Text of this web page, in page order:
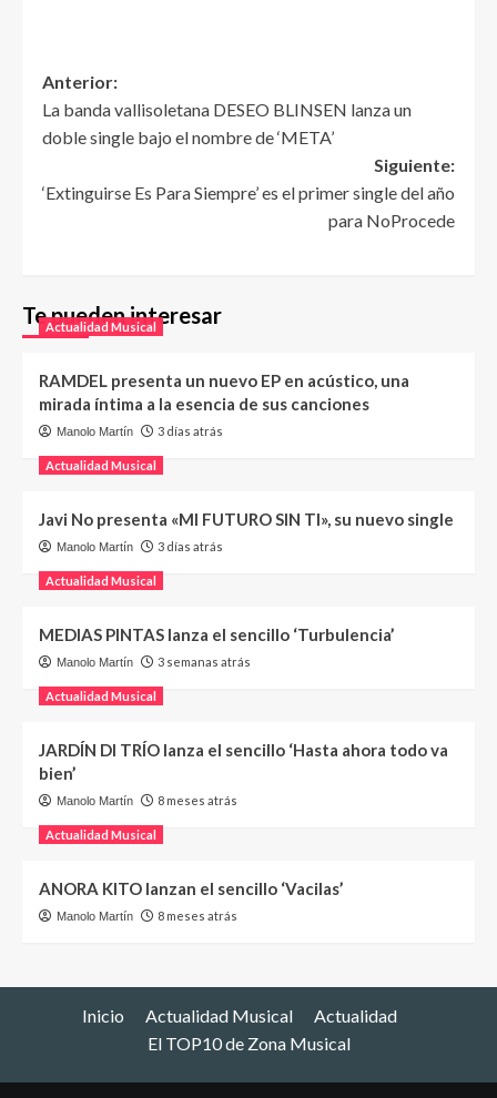
Anterior:
La banda vallisoletana DESEO BLINSEN lanza un
doble single bajo el nombre de ‘META’
Siguiente:
‘Extinguirse Es Para Siempre’ es el primer single del año
para NoProcede
Te pueden interesar
Actualidad Musical
RAMDEL presenta un nuevo EP en acústico, una
mirada íntima a la esencia de sus canciones
Manolo Martín 3 días atrás
Actualidad Musical
Javi No presenta «MI FUTURO SIN TI», su nuevo single
Manolo Martín 3 días atrás
Actualidad Musical
MEDIAS PINTAS lanza el sencillo ‘Turbulencia’
Manolo Martín 3 semanas atrás
Actualidad Musical
JARDÍN DI TRÍO lanza el sencillo ‘Hasta ahora todo va
bien’
Manolo Martín 8 meses atrás
Actualidad Musical
ANORA KITO lanzan el sencillo ‘Vacilas’
Manolo Martín 8 meses atrás
Inicio Actualidad Musical
Actualidad
El TOP10 de Zona Musical